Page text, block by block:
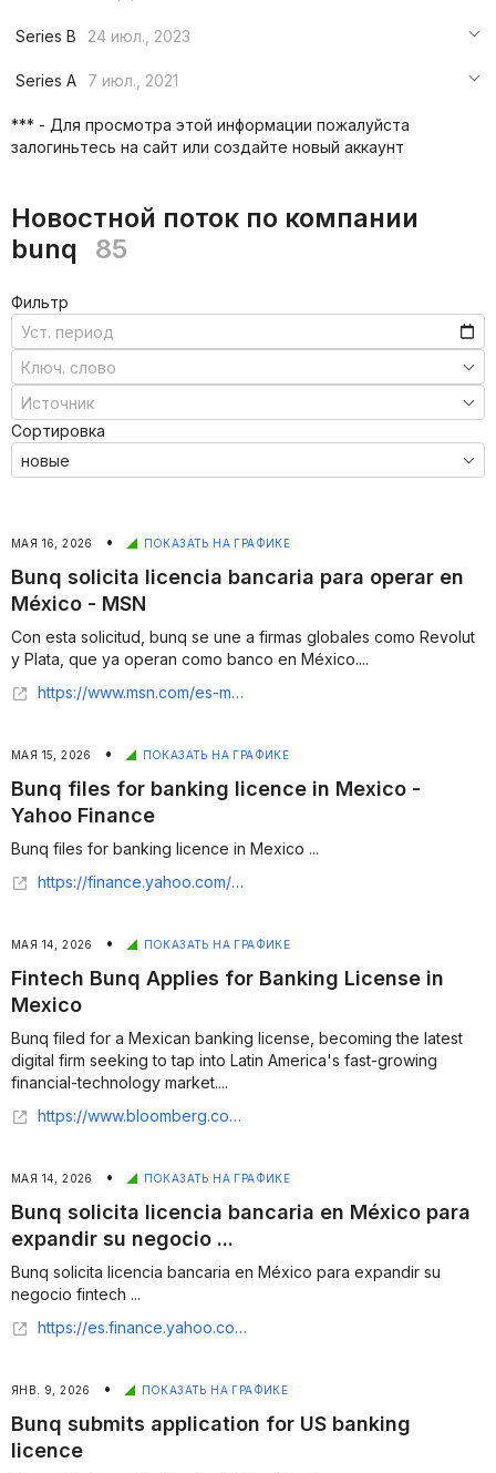
***
Series B
24 июл., 2023
***
Series A
7 июл., 2021
*** - Для просмотра этой информации пожалуйста
залогиньтесь на сайт или создайте новый аккаунт
Новостной поток по компании
bunq
85
Фильтр
Сортировка
МАЯ 16, 2026 • ПОКАЗАТЬ НА ГРАФИКЕ
Bunq solicita licencia bancaria para operar en
México - MSN
Con esta solicitud, bunq se une a firmas globales como Revolut
y Plata, que ya operan como banco en México....
https://www.msn.com/es-mx/dinero/noticias/bunq-solicita-licencia-bancaria-para-operar-en-m%C3%A9xico-es-el-segundo-neobanco-m%C3%A1s-grande-de-europa/ar-AA237lxM
МАЯ 15, 2026 • ПОКАЗАТЬ НА ГРАФИКЕ
Bunq files for banking licence in Mexico -
Yahoo Finance
Bunq files for banking licence in Mexico ...
https://finance.yahoo.com/economy/policy/articles/bunq-files-banking-licence-mexico-115646708.html
МАЯ 14, 2026 • ПОКАЗАТЬ НА ГРАФИКЕ
Fintech Bunq Applies for Banking License in
Mexico
Bunq filed for a Mexican banking license, becoming the latest
digital firm seeking to tap into Latin America's fast-growing
financial-technology market....
https://www.bloomberg.com/news/articles/2026-05-13/fintech-bunq-applies-for-mexican-banking-license-in-global-push
МАЯ 14, 2026 • ПОКАЗАТЬ НА ГРАФИКЕ
Bunq solicita licencia bancaria en México para
expandir su negocio ...
Bunq solicita licencia bancaria en México para expandir su
negocio fintech ...
https://es.finance.yahoo.com/noticias/bunq-solicita-licencia-bancaria-m%C3%A9xico-165227468.html
ЯНВ. 9, 2026 • ПОКАЗАТЬ НА ГРАФИКЕ
Bunq submits application for US banking
licence